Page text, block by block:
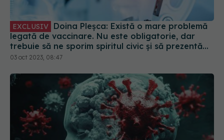
legată de vaccinare. Nu este obligatorie, dar
trebuie să ne sporim spiritul civic și să prezentăm
corect minusurile și plusurile fiecărui vaccin
03 oct 2023, 08:47